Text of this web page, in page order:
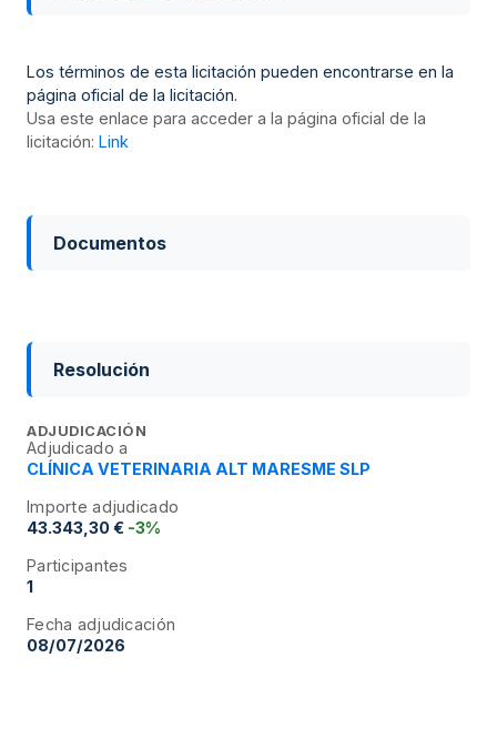
Los términos de esta licitación pueden encontrarse en la
página oficial de la licitación.
Usa este enlace para acceder a la página oficial de la
licitación: Link
Documentos
Resolución
ADJUDICACIÓN
Adjudicado a
CLÍNICA VETERINARIA ALT MARESME SLP
Importe adjudicado
43.343,30 € -3%
Participantes
1
Fecha adjudicación
08/07/2026